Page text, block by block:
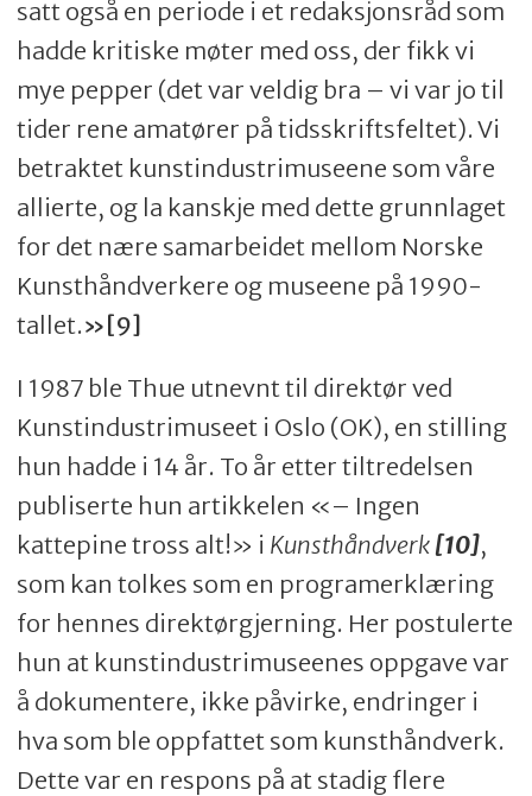
satt også en periode i et redaksjonsråd som
hadde kritiske møter med oss, der fikk vi
mye pepper (det var veldig bra – vi var jo til
tider rene amatører på tidsskriftsfeltet). Vi
betraktet kunstindustrimuseene som våre
allierte, og la kanskje med dette grunnlaget
for det nære samarbeidet mellom Norske
Kunsthåndverkere og museene på 1990-
tallet.»[9]
I 1987 ble Thue utnevnt til direktør ved
Kunstindustrimuseet i Oslo (OK), en stilling
hun hadde i 14 år. To år etter tiltredelsen
publiserte hun artikkelen «– Ingen
kattepine tross alt!» i Kunsthåndverk [10],
som kan tolkes som en programerklæring
for hennes direktørgjerning. Her postulerte
hun at kunstindustrimuseenes oppgave var
å dokumentere, ikke påvirke, endringer i
hva som ble oppfattet som kunsthåndverk.
Dette var en respons på at stadig flere